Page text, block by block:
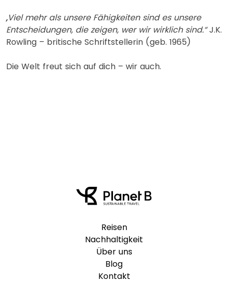
„Viel mehr als unsere Fähigkeiten sind es unsere
Entscheidungen, die zeigen, wer wir wirklich sind.“J.K.
Rowling – britische Schriftstellerin (geb. 1965)
Die Welt freut sich auf dich – wir auch.
Reisen
Nachhaltigkeit
Über uns
Blog
Kontakt